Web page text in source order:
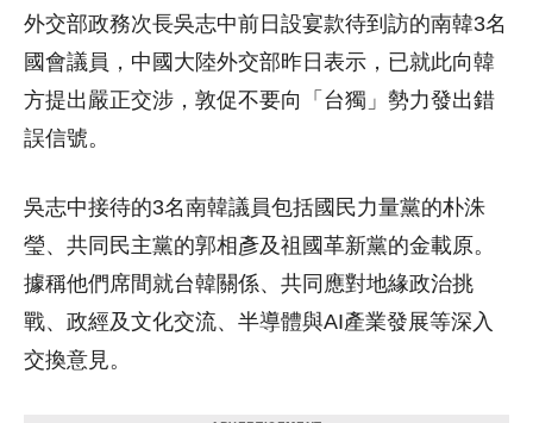
外交部政務次長吳志中前日設宴款待到訪的南韓3名
國會議員，中國大陸外交部昨日表示，已就此向韓
方提出嚴正交涉，敦促不要向「台獨」勢力發出錯
誤信號。
吳志中接待的3名南韓議員包括國民力量黨的朴洙
瑩、共同民主黨的郭相彥及祖國革新黨的金載原。
據稱他們席間就台韓關係、共同應對地緣政治挑
戰、政經及文化交流、半導體與AI產業發展等深入
交換意見。